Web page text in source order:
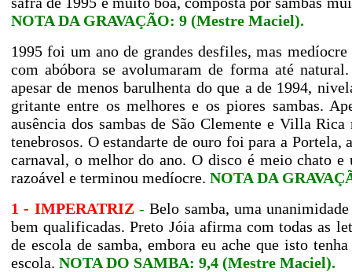
NOTA DA GRAVAÇÃO: 9 (Mestre Maciel).
1995 foi um ano de grandes desfiles, mas
com abóbora se avolumaram de forma até
apesar de menos barulhenta do que a de 1994,
gritante entre os melhores e os piores sambas.
ausência dos sambas de São Clemente e Villa
tenebrosos. O estandarte de ouro foi para a Portela,
carnaval, o melhor do ano. O disco é meio chato
razoável e terminou medíocre. NOTA DA
1 - IMPERATRIZ -Belo samba, uma
bem qualificadas. Preto Jóia afirma com todas as
de escola de samba, embora eu ache que isto
escola. NOTA DO SAMBA: 9,4 (Mestre Maciel).